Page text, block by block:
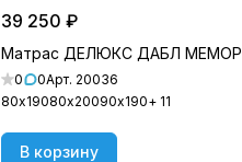
39 250 ₽
Матрас ДЕЛЮКС ДАБЛ
0 0Арт. 20036
80х19080х20090х190+ 11
В корзину